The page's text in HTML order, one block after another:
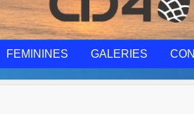
FEMININES GALERIES